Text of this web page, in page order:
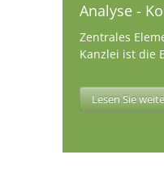
Analyse -
Zentrales
Kanzlei ist die
Lesen Sie